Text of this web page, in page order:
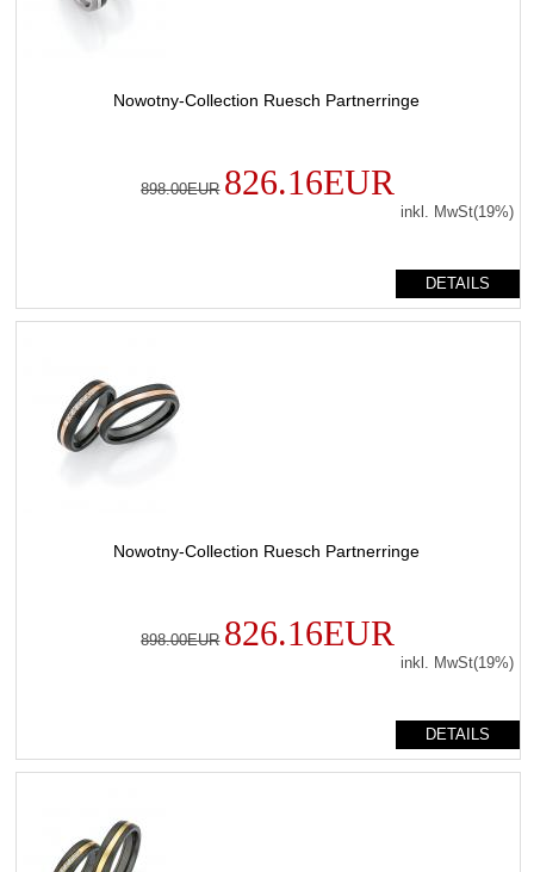
Nowotny-Collection Ruesch Partnerringe
898.00EUR 826.16EUR
inkl. MwSt(19%)
DETAILS
Nowotny-Collection Ruesch Partnerringe
898.00EUR 826.16EUR
inkl. MwSt(19%)
DETAILS